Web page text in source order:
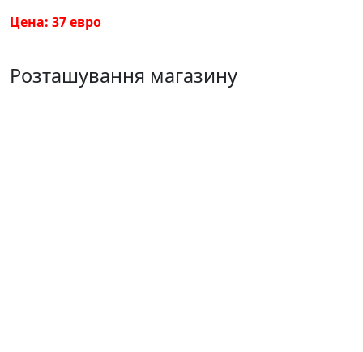
Цена: 37 евро
Розташування магазину